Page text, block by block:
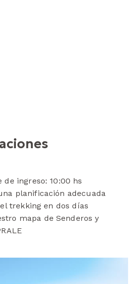
ingreso: 10:00 hs
planificación adecuada
trekking en dos días
mapa de Senderos y